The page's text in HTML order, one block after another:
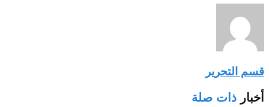
قسم التحرير
أخبار ذات صلة